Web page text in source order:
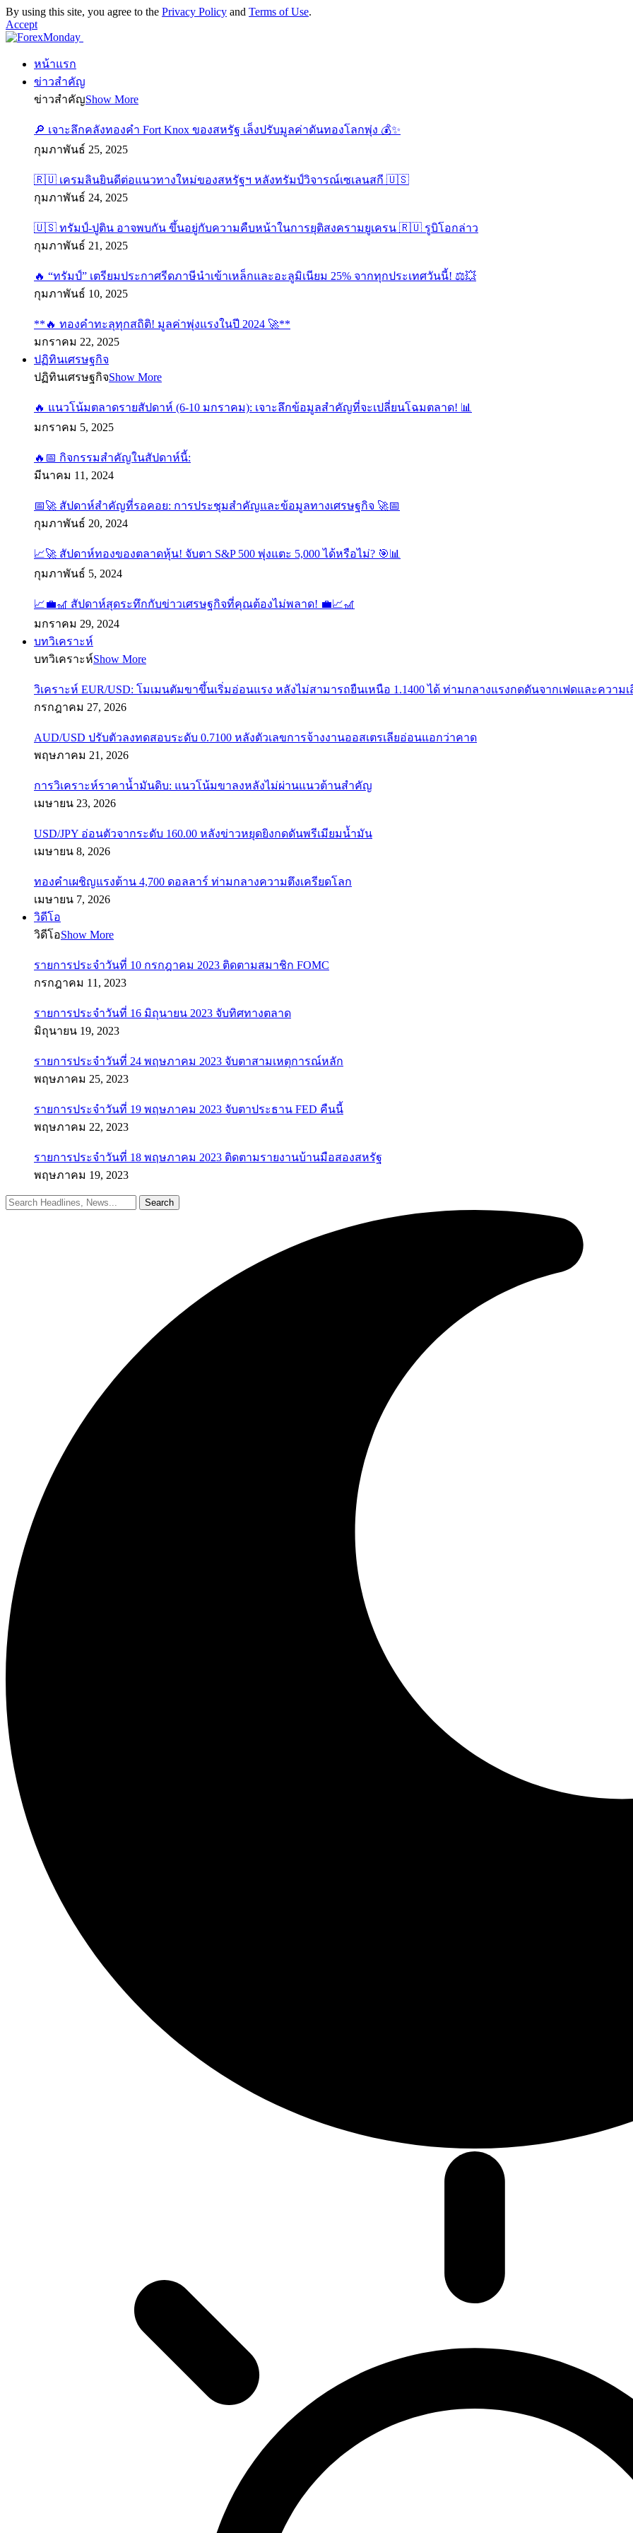
By using this site, you agree to the Privacy Policy and Terms of Use.
Accept
หน้าแรก
ข่าวสำคัญ
ข่าวสำคัญShow More
🔎 เจาะลึกคลังทองคำ Fort Knox ของสหรัฐ เล็งปรับมูลค่าดันทองโลกพุ่ง 💰✨
กุมภาพันธ์ 25, 2025
🇷🇺 เครมลินยินดีต่อแนวทางใหม่ของสหรัฐฯ หลังทรัมป์วิจารณ์เซเลนสกี 🇺🇸
กุมภาพันธ์ 24, 2025
🇺🇸 ทรัมป์-ปูติน อาจพบกัน ขึ้นอยู่กับความคืบหน้าในการยุติสงครามยูเครน 🇷🇺 รูบิโอกล่าว
กุมภาพันธ์ 21, 2025
🔥 “ทรัมป์” เตรียมประกาศรีดภาษีนำเข้าเหล็กและอะลูมิเนียม 25% จากทุกประเทศวันนี้! ⚖️💥
กุมภาพันธ์ 10, 2025
**🔥 ทองคำทะลุทุกสถิติ! มูลค่าพุ่งแรงในปี 2024 🚀**
มกราคม 22, 2025
ปฏิทินเศรษฐกิจ
ปฏิทินเศรษฐกิจShow More
🔥 แนวโน้มตลาดรายสัปดาห์ (6-10 มกราคม): เจาะลึกข้อมูลสำคัญที่จะเปลี่ยนโฉมตลาด! 📊
มกราคม 5, 2025
🔥📅 กิจกรรมสำคัญในสัปดาห์นี้:
มีนาคม 11, 2024
📅🚀 สัปดาห์สำคัญที่รอคอย: การประชุมสำคัญและข้อมูลทางเศรษฐกิจ 🚀📅
กุมภาพันธ์ 20, 2024
📈🚀 สัปดาห์ทองของตลาดหุ้น! จับตา S&P 500 พุ่งแตะ 5,000 ได้หรือไม่? 🎯📊
กุมภาพันธ์ 5, 2024
📈💼🎢 สัปดาห์สุดระทึกกับข่าวเศรษฐกิจที่คุณต้องไม่พลาด! 💼📈🎢
มกราคม 29, 2024
บทวิเคราะห์
บทวิเคราะห์Show More
วิเคราะห์ EUR/USD: โมเมนตัมขาขึ้นเริ่มอ่อนแรง หลังไม่สามารถยืนเหนือ 1.1400 ได้ ท่ามกลางแรงกดดันจากเฟดและความ
กรกฎาคม 27, 2026
AUD/USD ปรับตัวลงทดสอบระดับ 0.7100 หลังตัวเลขการจ้างงานออสเตรเลียอ่อนแอกว่าคาด
พฤษภาคม 21, 2026
การวิเคราะห์ราคาน้ำมันดิบ: แนวโน้มขาลงหลังไม่ผ่านแนวต้านสำคัญ
เมษายน 23, 2026
USD/JPY อ่อนตัวจากระดับ 160.00 หลังข่าวหยุดยิงกดดันพรีเมียมน้ำมัน
เมษายน 8, 2026
ทองคำเผชิญแรงต้าน 4,700 ดอลลาร์ ท่ามกลางความตึงเครียดโลก
เมษายน 7, 2026
วิดีโอ
วิดีโอShow More
รายการประจำวันที่ 10 กรกฎาคม 2023 ติดตามสมาชิก FOMC
กรกฎาคม 11, 2023
รายการประจำวันที่ 16 มิถุนายน 2023 จับทิศทางตลาด
มิถุนายน 19, 2023
รายการประจำวันที่ 24 พฤษภาคม 2023 จับตาสามเหตุการณ์หลัก
พฤษภาคม 25, 2023
รายการประจำวันที่ 19 พฤษภาคม 2023 จับตาประธาน FED คืนนี้
พฤษภาคม 22, 2023
รายการประจำวันที่ 18 พฤษภาคม 2023 ติดตามรายงานบ้านมือสองสหรัฐ
พฤษภาคม 19, 2023